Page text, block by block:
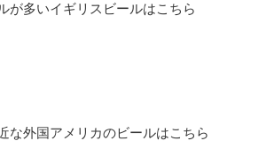
が多いイギリスビールはこちら
な外国アメリカのビールはこちら